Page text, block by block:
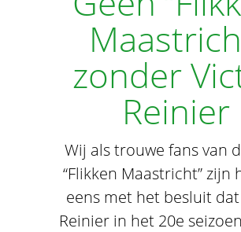
zonder
Reinier
Wij als trouwe fans van
“Flikken Maastricht” zijn
eens met het besluit
Reinier in het 20e